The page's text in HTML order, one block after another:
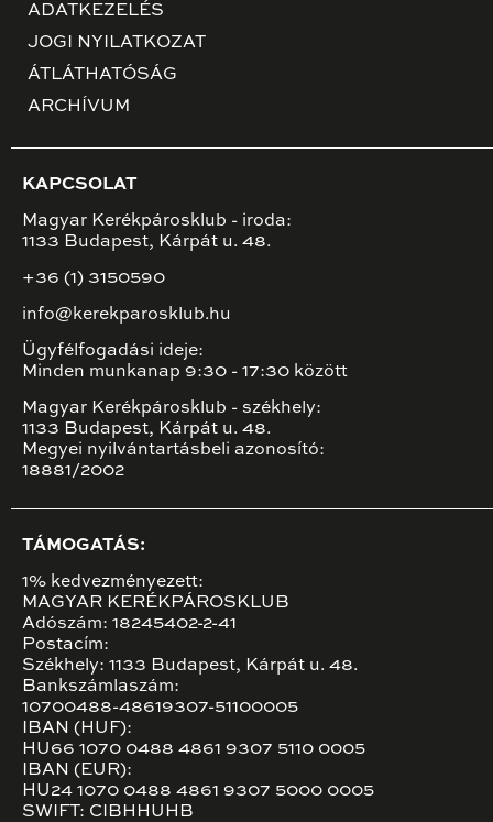
ADATKEZELÉS
JOGI NYILATKOZAT
ÁTLÁTHATÓSÁG
ARCHÍVUM
KAPCSOLAT
Magyar Kerékpárosklub - iroda:
1133 Budapest, Kárpát u. 48.
+36 (1) 3150590
info@kerekparosklub.hu
Ügyfélfogadási ideje:
Minden munkanap 9:30 - 17:30 között
Magyar Kerékpárosklub - székhely:
1133 Budapest, Kárpát u. 48.
Megyei nyilvántartásbeli azonosító:
18881/2002
TÁMOGATÁS:
1% kedvezményezett:
MAGYAR KERÉKPÁROSKLUB
Adószám: 18245402-2-41
Postacím:
Székhely: 1133 Budapest, Kárpát u. 48.
Bankszámlaszám:
10700488-48619307-51100005
IBAN (HUF):
HU66 1070 0488 4861 9307 5110 0005
IBAN (EUR):
HU24 1070 0488 4861 9307 5000 0005
SWIFT: CIBHHUHB